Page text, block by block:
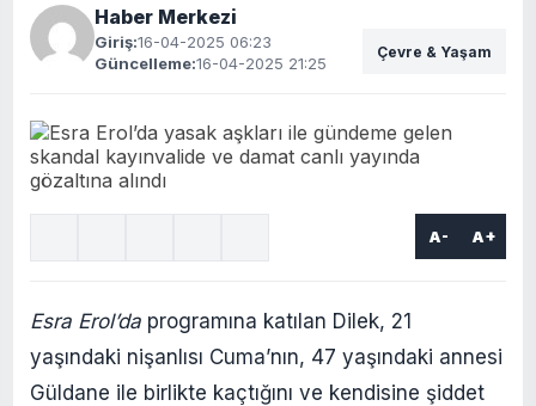
Haber Merkezi
Giriş:16-04-2025 06:23
Güncelleme:16-04-2025 21:25
Çevre & Yaşam
A- A+
Esra Erol’da programına katılan Dilek, 21
yaşındaki nişanlısı Cuma’nın, 47 yaşındaki annesi
Güldane ile birlikte kaçtığını ve kendisine şiddet